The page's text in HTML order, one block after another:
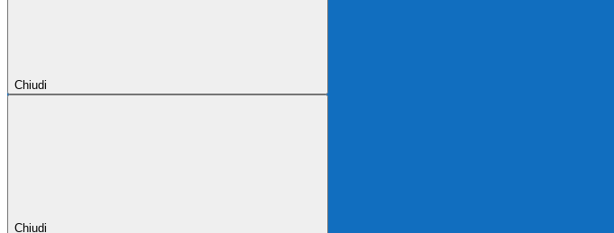
Chiudi
Chiudi